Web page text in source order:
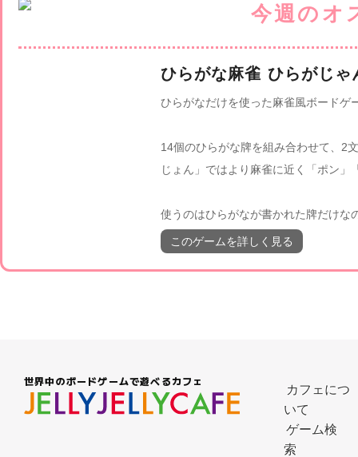
ひらがな麻雀 ひらがじ
ひらがなだけを使った麻雀風ボードゲ
14個のひらがな牌を組み合わせて、2
じょん」ではより麻雀に近く「ポン
使うのはひらがなが書かれた牌だけな
このゲームを詳しく見る
世界中のボードゲームで遊べるカフェ
カフェにつ
いて
ゲーム検
索